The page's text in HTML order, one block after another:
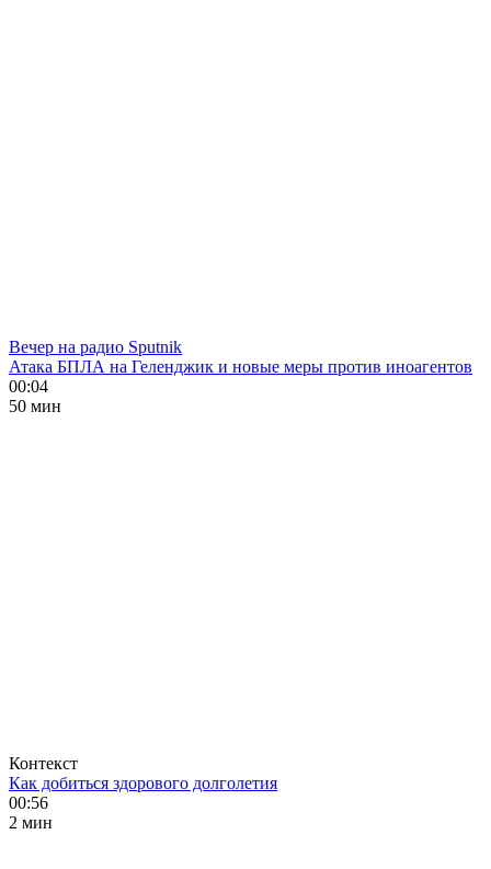
Вечер на радио Sputnik
Атака БПЛА на Геленджик и новые меры против иноагентов
00:04
50 мин
Контекст
Как добиться здорового долголетия
00:56
2 мин